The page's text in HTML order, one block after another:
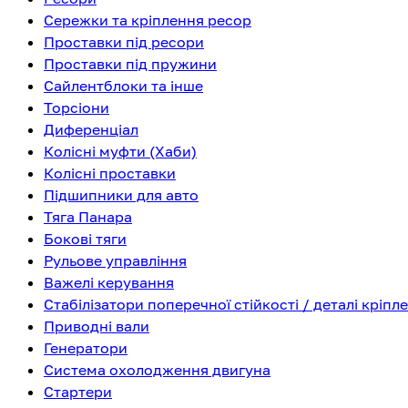
Сережки та кріплення ресор
Проставки під ресори
Проставки під пружини
Сайлентблоки та інше
Торсіони
Диференціал
Колісні муфти (Хаби)
Колісні проставки
Підшипники для авто
Тяга Панара
Бокові тяги
Рульове управління
Важелі керування
Стабілізатори поперечної стійкості / деталі
Приводні вали
Генератори
Система охолодження двигуна
Стартери